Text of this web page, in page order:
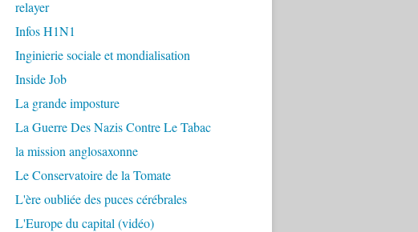
relayer
Infos H1N1
Inginierie sociale et mondialisation
Inside Job
La grande imposture
La Guerre Des Nazis Contre Le Tabac
la mission anglosaxonne
Le Conservatoire de la Tomate
L'ère oubliée des puces cérébrales
L'Europe du capital (vidéo)